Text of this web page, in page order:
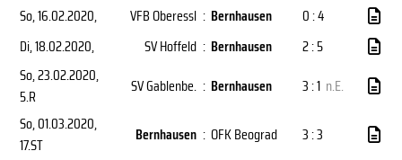
So, 16.02.2020, VFB Oberessl : Bernhausen
0 : 4
Di, 18.02.2020, SV Hoffeld : Bernhausen
2 : 5
So, 23.02.2020,
5.R
SV Gablenbe. : Bernhausen 3 : 1 n.E.
So, 01.03.2020,
17.ST
Bernhausen : OFK Beograd
3 : 3